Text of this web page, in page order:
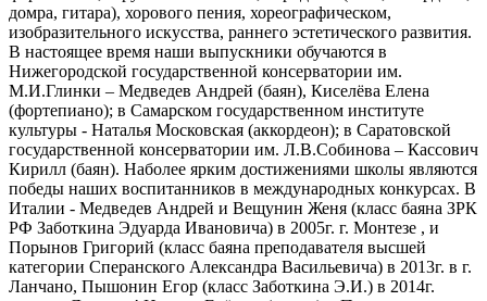
домра, гитара), хорового пения, хореографическом,
изобразительного искусства, раннего эстетического развития.
В настоящее время наши выпускники обучаются в
Нижегородской государственной консерватории им.
М.И.Глинки – Медведев Андрей (баян), Киселёва Елена
(фортепиано); в Самарском государственном институте
культуры - Наталья Московская (аккордеон); в Саратовской
государственной консерватории им. Л.В.Собинова – Кассович
Кирилл (баян). Наболее ярким достижениями школы являются
победы наших воспитанников в международных конкурсах. В
Италии - Медведев Андрей и Вещунин Женя (класс баяна ЗРК
РФ Заботкина Эдуарда Ивановича) в 2005г. г. Монтезе , и
Порынов Григорий (класс баяна преподавателя высшей
категории Сперанского Александра Васильевича) в 2013г. в г.
Ланчано, Пышонин Егор (класс Заботкина Э.И.) в 2014г.